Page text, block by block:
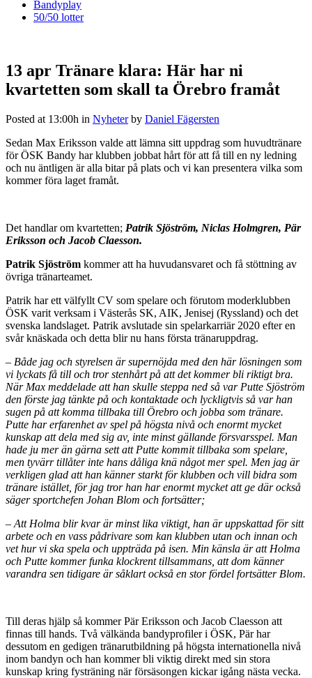
Bandyplay
50/50 lotter
13 apr Tränare klara: Här har ni
kvartetten som skall ta Örebro framåt
Posted at 13:00h in Nyheter by Daniel Fägersten
Sedan Max Eriksson valde att lämna sitt uppdrag som huvudtränare
för ÖSK Bandy har klubben jobbat hårt för att få till en ny ledning
och nu äntligen är alla bitar på plats och vi kan presentera vilka som
kommer föra laget framåt.
Det handlar om kvartetten; Patrik Sjöström, Niclas Holmgren, Pär
Eriksson och Jacob Claesson.
Patrik Sjöström kommer att ha huvudansvaret och få stöttning av
övriga tränarteamet.
Patrik har ett välfyllt CV som spelare och förutom moderklubben
ÖSK varit verksam i Västerås SK, AIK, Jenisej (Ryssland) och det
svenska landslaget. Patrik avslutade sin spelarkarriär 2020 efter en
svår knäskada och detta blir nu hans första tränaruppdrag.
– Både jag och styrelsen är supernöjda med den här lösningen som
vi lyckats få till och tror stenhårt på att det kommer bli riktigt bra.
När Max meddelade att han skulle steppa ned så var Putte Sjöström
den förste jag tänkte på och kontaktade och lyckligtvis så var han
sugen på att komma tillbaka till Örebro och jobba som tränare.
Putte har erfarenhet av spel på högsta nivå och enormt mycket
kunskap att dela med sig av, inte minst gällande försvarsspel. Man
hade ju mer än gärna sett att Putte kommit tillbaka som spelare,
men tyvärr tillåter inte hans dåliga knä något mer spel. Men jag är
verkligen glad att han känner starkt för klubben och vill bidra som
tränare istället, för jag tror han har enormt mycket att ge där också
säger sportchefen Johan Blom och fortsätter;
– Att Holma blir kvar är minst lika viktigt, han är uppskattad för sitt
arbete och en vass pådrivare som kan klubben utan och innan och
vet hur vi ska spela och uppträda på isen. Min känsla är att Holma
och Putte kommer funka klockrent tillsammans, att dom känner
varandra sen tidigare är såklart också en stor fördel fortsätter Blom.
Till deras hjälp så kommer Pär Eriksson och Jacob Claesson att
finnas till hands. Två välkända bandyprofiler i ÖSK, Pär har
dessutom en gedigen tränarutbildning på högsta internationella nivå
inom bandyn och han kommer bli viktig direkt med sin stora
kunskap kring fysträning när försäsongen kickar igång nästa vecka.